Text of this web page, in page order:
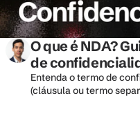
O que é NDA?
de
Entenda o termo de
(cláusula ou termo